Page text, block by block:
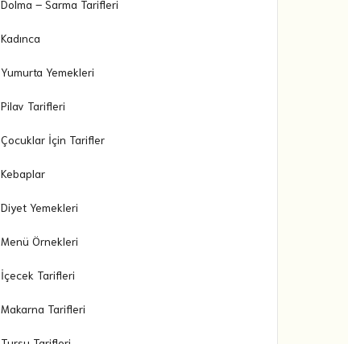
Dolma – Sarma Tarifleri
Kadınca
Yumurta Yemekleri
Pilav Tarifleri
Çocuklar İçin Tarifler
Kebaplar
Diyet Yemekleri
Menü Örnekleri
İçecek Tarifleri
Makarna Tarifleri